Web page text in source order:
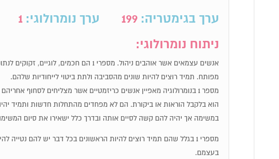
ערך בגימטריה: 199 ערך נומרולוגי: 1
ניתוח נומרולוגי:
אנשים עצמאים אשר אוהבים ניהול. מספרי 1 הם חכמים,
מפותח. תמיד רוצים להיות שונים מהסביבה ולתת ביטוי לייחודיות שלהם.
מספר 1 בנומרולוגיה מאפיין אנשים כריזמטיים אשר מצליחים לסחוף
הוא בלקבל הוראות או ביקורת. הם לא מפחדים מהתחלות חדשות ותמיד
במשימה אך יהיה להם קשה לסיים אותה ובדרך כלל ישאירו את סיום
מספרי 1 בגלל שהם תמיד רוצים להיות הראשונים בכל דבר יש להם נטייה
בעצמם.